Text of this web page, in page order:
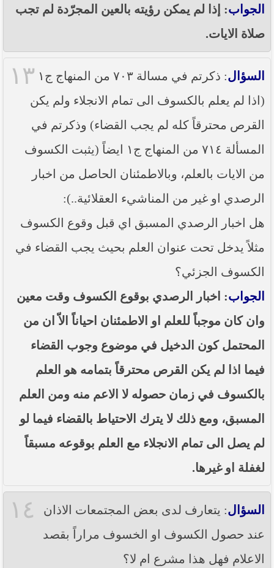
الجواب: إذا لم يمكن رؤيته بالعين المجرّدة لم تجب
صلاة الايات.
١٣ السؤال
: ذكرتم في مسالة ٧٠٣ من المنهاج ج١
(اذا لم يعلم بالكسوف الى تمام الانجلاء ولم يكن
القرص محترقاً كله لم يجب القضاء) وذكرتم في
المسألة ٧١٤ من المنهاج ج١ ايضاً (يثبت الكسوف
من الايات بالعلم، وبالاطمئنان الحاصل من اخبار
الرصدي او غير من المناشيء العقلائية..):
هل اخبار الرصدي المسبق اي قبل وقوع الكسوف
مثلاً يدخل تحت عنوان العلم بحيث يجب القضاء في
الكسوف الجزئي؟
الجواب: اخبار الرصدي بوقوع الكسوف وقت معين
وان كان موجباً للعلم او الاطمئنان احياناً الاّ ان من
المحتمل كون الدخيل في موضوع وجوب القضاء
فيما اذا لم يكن القرص محترقاً بتمامه هو العلم
بالكسوف في زمان حصوله لا الاعم منه ومن العلم
المسبق، ومع ذلك لا يترك الاحتياط بالقضاء فيما لو
لم يصل الى تمام الانجلاء مع العلم بوقوعه مسبقاً
لغفلة او غيرها.
١٤ السؤال: يتعارف لدى بعض المجتمعات الاذان
عند حصول الكسوف او الخسوف مراراً بقصد
الاعلام فهل هذا مشرع ام لا؟